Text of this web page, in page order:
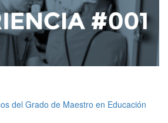
del Grado de Maestro en Educación